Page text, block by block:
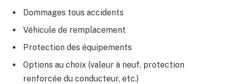
Dommages tous accidents
Véhicule de remplacement
Protection des équipements
Options au choix (valeur à neuf, protection
renforcée du conducteur, etc.)